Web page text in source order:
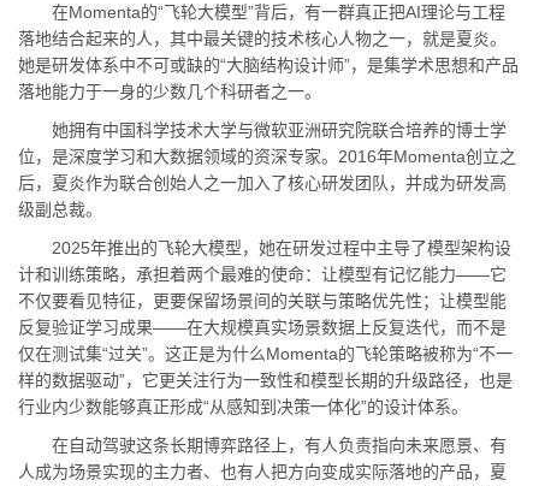
在Momenta的“飞轮大模型”背后，有一群真正把AI理论与工程
落地结合起来的人，其中最关键的技术核心人物之一，就是夏炎。
她是研发体系中不可或缺的“大脑结构设计师”，是集学术思想和产品
落地能力于一身的少数几个科研者之一。
她拥有中国科学技术大学与微软亚洲研究院联合培养的博士学
位，是深度学习和大数据领域的资深专家。2016年Momenta创立之
后，夏炎作为联合创始人之一加入了核心研发团队，并成为研发高
级副总裁。
2025年推出的飞轮大模型，她在研发过程中主导了模型架构设
计和训练策略，承担着两个最难的使命：让模型有记忆能力——它
不仅要看见特征，更要保留场景间的关联与策略优先性；让模型能
反复验证学习成果——在大规模真实场景数据上反复迭代，而不是
仅在测试集“过关”。这正是为什么Momenta的飞轮策略被称为“不一
样的数据驱动”，它更关注行为一致性和模型长期的升级路径，也是
行业内少数能够真正形成“从感知到决策一体化”的设计体系。
在自动驾驶这条长期博弈路径上，有人负责指向未来愿景、有
人成为场景实现的主力者、也有人把方向变成实际落地的产品，夏